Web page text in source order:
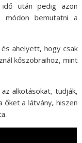
után pedig azon
módon bemutatni a
ahelyett, hogy csak
kőszobraihoz, mint
alkotásokat, tudják,
őket a látvány, hiszen